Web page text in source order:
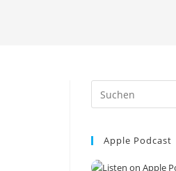
Apple Podcast